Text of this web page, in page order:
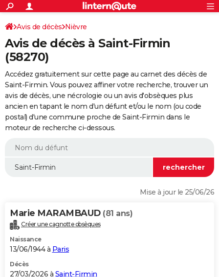
ACTUALITÉS
Politique
Société
Faits Divers
Education
Monde
Villes
+
SPORT
Coupe du monde 2026
Football
Tennis
Cyclisme
Rugby
Forum
FINANCE
Retraite
Impôts
Epargne
Immobilier
Risques naturels par ville
Banque
Assurance
Crédit
Essais
Réserver un essai
Citadines
Berlines
SUV
Forum auto
+
HIGH-TECH
Mobiles
Meilleur smartphone
Internet
Ordinateurs
Jeux vidéo
Guide high-tech
+BRICOLAGE
Forum
Aménagement intérieur
Extérieur
Cuisine
Salle de bains
Jardinage
Rangement
WEEK-END
Guides de France
Escapades
Patrimoine
Expositions
Musées
Week-end nature
LIFESTYLE
Alimentation
Guide de la santé
Maladies
Médicaments
Sommeil
VOYAGE
Destinations
City break
Voyage nature
Voyage de noces
Forum
Climat
+PHOTO
GUIDES D'ACHAT
BONS PLANS
Avis de décès Nièvre
Avis de décès à Saint-Firmin
(58270)
Accédez gratuitement sur cette page au carnet des décès de
Saint-Firmin. Vous pouvez affiner votre recherche, trouver un
avis de décès, une nécrologie ou un avis d'obsèques plus
ancien en tapant le nom d'un défunt et/ou le nom (ou code
postal) d'une commune proche de Saint-Firmin dans le
moteur de recherche ci-dessous.
Mise à jour le 25/06/26
Marie MARAMBAUD (81 ans)
Créer une cagnotte obsèques
Naissance
13/06/1944 à Paris
Décès
27/03/2026 à Saint-Firmin